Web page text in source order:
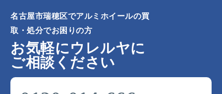
名古屋市瑞穂区でアルミホイールの買
取・処分でお困りの方
お気軽にウレルヤに
ご相談ください